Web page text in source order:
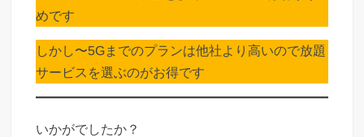
めです
しかし〜5Gまでのプランは他社より高いので放題
サービスを選ぶのがお得です
いかがでしたか？